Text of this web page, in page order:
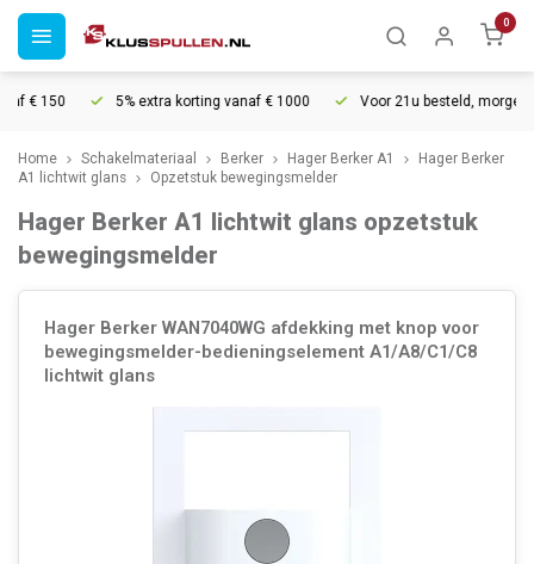
0
150 5% extra korting vanaf € 1000 Voor 21u besteld, morgen in
Home Schakelmateriaal Berker Hager Berker A1
Hager Berker
A1 lichtwit glans
Opzetstuk bewegingsmelder
Hager Berker A1 lichtwit glans opzetstuk
bewegingsmelder
Hager Berker WAN7040WG afdekking met knop voor
bewegingsmelder-bedieningselement A1/A8/C1/C8
lichtwit glans